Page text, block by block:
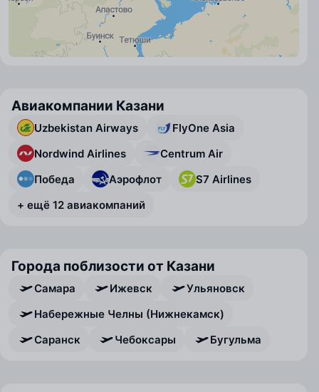
Авиакомпании Казани
Uzbekistan Airways
FlyOne Asia
Nordwind Airlines
Centrum Air
Победа
Аэрофлот
S7 Airlines
+ ещё 12 авиакомпаний
Города поблизости от Казани
Самара Ижевск
Ульяновск
Набережные Челны (Нижнекамск)
Саранск
Чебоксары Бугульма